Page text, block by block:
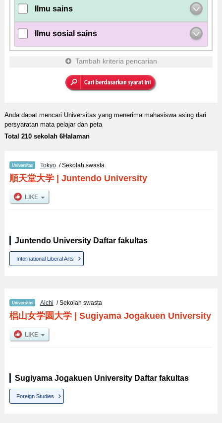
Ilmu sains
Ilmu sosial sains
Tambah kriteria pencarian
Anda dapat mencari Universitas yang menerima mahasiswa asing dari
persyaratan mata pelajar dan peta
Total 210 sekolah 6Halaman
Tokyo/ Sekolah swasta
順天堂大学| Juntendo University
Juntendo University Daftar fakultas
International Liberal Arts
Aichi / Sekolah swasta
椙山女学園大学| Sugiyama Jogakuen University
Sugiyama Jogakuen University Daftar fakultas
Foreign Studies